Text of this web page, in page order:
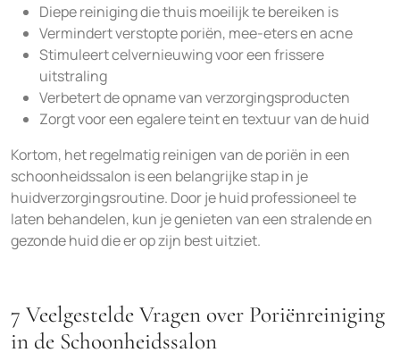
Diepe reiniging die thuis moeilijk te bereiken is
Vermindert verstopte poriën, mee-eters en acne
Stimuleert celvernieuwing voor een frissere
uitstraling
Verbetert de opname van verzorgingsproducten
Zorgt voor een egalere teint en textuur van de huid
Kortom, het regelmatig reinigen van de poriën in een
schoonheidssalon is een belangrijke stap in je
huidverzorgingsroutine. Door je huid professioneel te
laten behandelen, kun je genieten van een stralende en
gezonde huid die er op zijn best uitziet.
7 Veelgestelde Vragen over Poriënreiniging
in de Schoonheidssalon